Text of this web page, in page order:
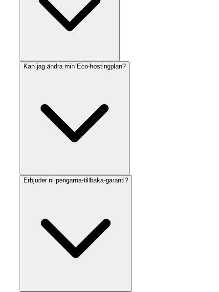
Kan jag ändra min Eco-hostingplan?
Erbjuder ni pengarna-tillbaka-garanti?